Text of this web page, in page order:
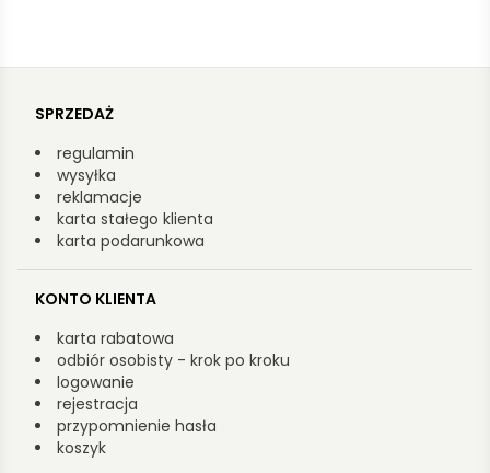
SPRZEDAŻ
regulamin
wysyłka
reklamacje
karta stałego klienta
karta podarunkowa
KONTO KLIENTA
karta rabatowa
odbiór osobisty - krok po kroku
logowanie
rejestracja
przypomnienie hasła
koszyk